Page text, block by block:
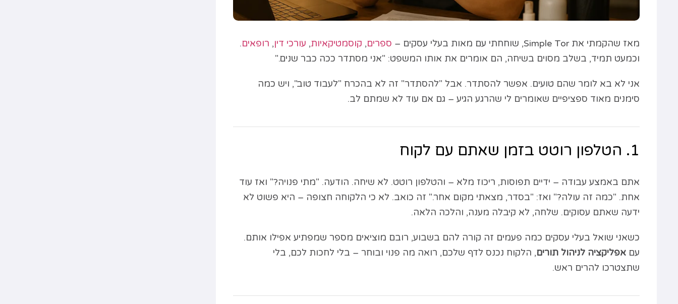
מאז שהקמתי את Simple Tor, שוחחתי עם מאות בעלי עסקים – ספרים, קוסמטיקאיות, עורכי דין, רופאים.
וכמעט תמיד, בשלב מסוים בשיחה, הם אומרים את אותו המשפט: "אני מסתדר ככה כבר שנים."
אני לא בא לומר שהם טועים. אפשר להסתדר. אבל "להסתדר" זה לא בהכרח "לעבוד טוב", ויש כמה
סימנים מאוד ספציפיים שאומרים לי שהרגע הגיע – גם אם עוד לא שמתם לב.
1. הטלפון רוטט בזמן שאתם עם לקוח
אתם באמצע עבודה – ידיים תפוסות, ריכוז מלא – והטלפון רוטט. לא שיחה. הודעה. "מתי פנויה?" ואז עוד
אחת. "כמה זה עולה?" ואז: "בסדר, מצאתי מקום אחר." זה כואב. לא כי הלקוחה חצופה – היא פשוט לא
ידעה שאתם עסוקים. שלחה, לא קיבלה מענה, והלכה הלאה.
כשאני שואל בעלי עסקים כמה פעמים זה קורה להם בשבוע, רובם מוציאים מספר שמפתיע אפילו אותם.
עם אפליקציה לניהול תורים, הלקוח נכנס לדף שלכם, רואה מה פנוי ובוחר – בלי לחכות לכם, בלי
שתצטרכו להרים ראש.